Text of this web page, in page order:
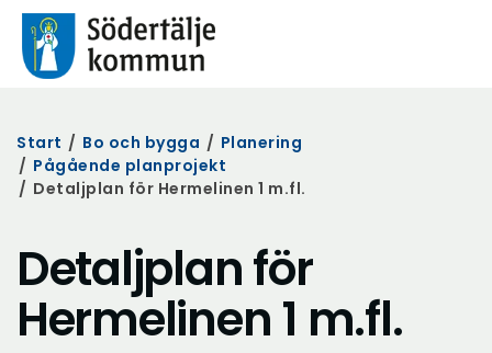
Start / Bo och bygga / Planering
/ Pågående planprojekt
/ Detaljplan för Hermelinen 1 m.fl.
Detaljplan för
Hermelinen 1 m.fl.